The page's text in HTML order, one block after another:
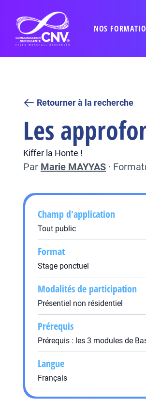
NOS
Retourner à la recherche
Les
Kiffer la Honte !
Par Marie MAYYAS ·
Champ d'application
Tout public
Format
Stage ponctuel
Modalités de participation
Présentiel non résidentiel
Prérequis
Prérequis : les 3 modules de
Langue
Français